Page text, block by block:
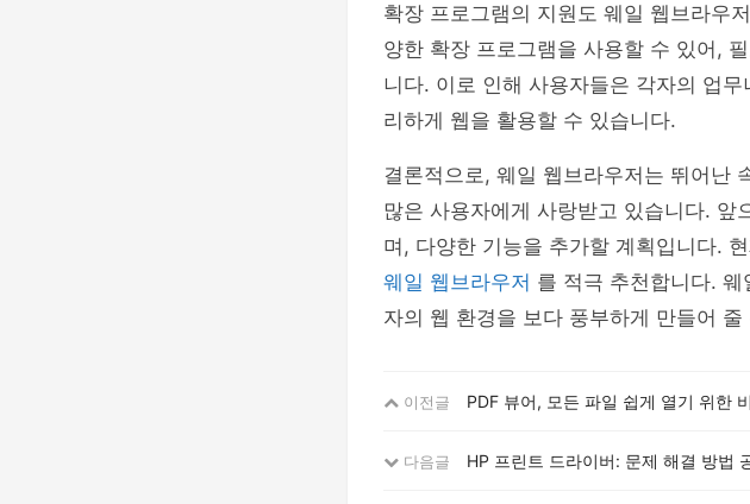
확장 프로그램의 지원도 웨일 웹브라우
양한 확장 프로그램을 사용할 수 있어,
니다. 이로 인해 사용자들은 각자의 업
리하게 웹을 활용할 수 있습니다.
결론적으로, 웨일 웹브라우저는 뛰어난
많은 사용자에게 사랑받고 있습니다. 앞
며, 다양한 기능을 추가할 계획입니다.
웨일 웹브라우저 를 적극 추천합니다.
자의 웹 환경을 보다 풍부하게 만들어 줄
이전글 PDF 뷰어, 모든 파일 쉽게 열기 위한
다음글 HP 프린트 드라이버: 문제 해결 방법